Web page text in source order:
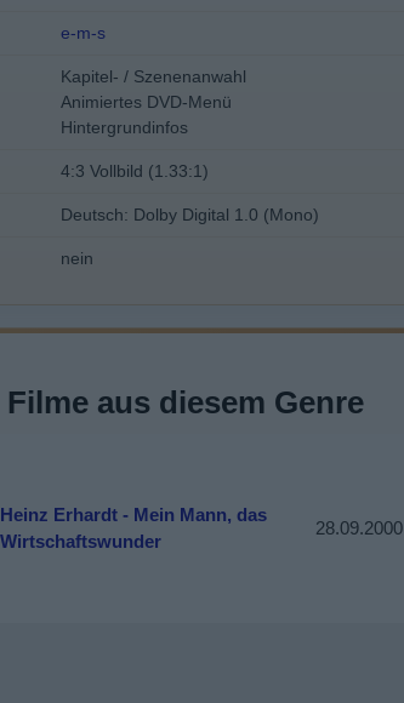
e-m-s
Kapitel- / Szenenanwahl
Animiertes DVD-Menü
Hintergrundinfos
4:3 Vollbild (1.33:1)
Deutsch: Dolby Digital 1.0 (Mono)
nein
aus diesem Genre
Heinz Erhardt - Mein Mann, das
Wirtschaftswunder
28.09.2000